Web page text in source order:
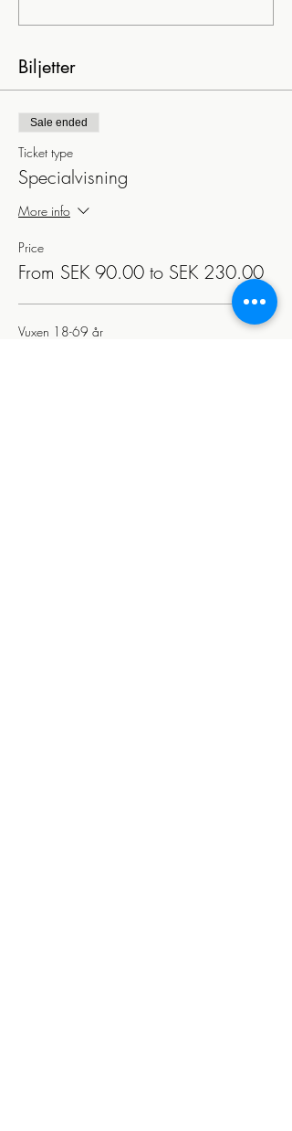
Biljetter
Sale ended
Ticket type
Specialvisning
More info
Price
From SEK 90.00 to SEK 230.00
Vuxen 18-69 år